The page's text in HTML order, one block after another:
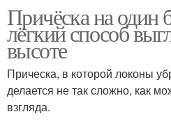
Причёска на один
лёгкий способ
высоте
Прическа, в которой локоны
делается не так сложно, как
взгляда.